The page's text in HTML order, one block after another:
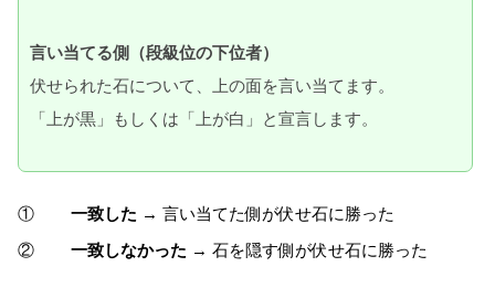
言い当てる側（段級位の下位者）
伏せられた石について、上の面を言い当てます。
「上が黒」もしくは「上が白」と宣言します。
① 一致した → 言い当てた側が伏せ石に勝った
②
一致しなかった → 石を隠す側が伏せ石に勝った